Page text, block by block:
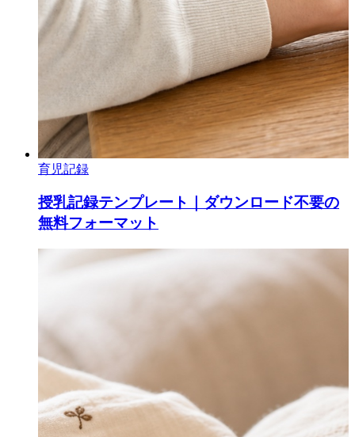
育児記録
授乳記録テンプレート｜ダウンロード不要の
無料フォーマット